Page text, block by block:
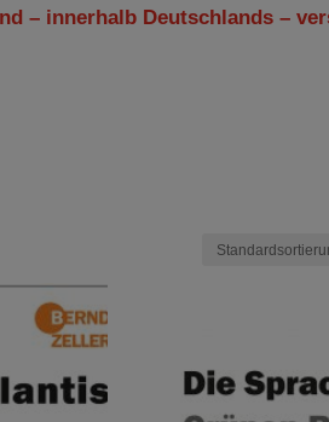
– innerhalb Deutschlands –